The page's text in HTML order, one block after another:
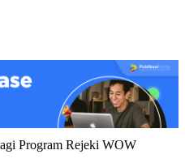
Program Rejeki WOW